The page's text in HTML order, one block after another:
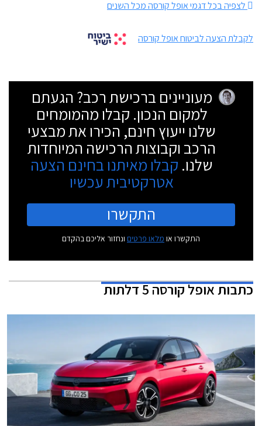
לצפיה בכל דגמי אופל קורסה מכל השנים
לקבלת הצעה לביטוח אופל קורסה
מעוניינים ברכישת רכב? הגעתם
למקום הנכון. קבלו מהמומחים
שלנו ייעוץ חינם, הכירו את מבצעי
הרכב וקבוצות הרכישה המיוחדות
שלנו. קבלו מאיתנו בחינם הצעה
אטרקטיבית עכשיו
התקשרו
התקשרו או מלאו פרטים ונחזור אליכם בהקדם
כתבותאופל קורסה 5 דלתות